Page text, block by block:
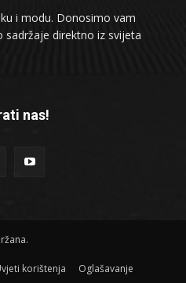
i modu. Donosimo vam
sadržaje direktno iz svijeta
nas!
korištenja Oglašavanje